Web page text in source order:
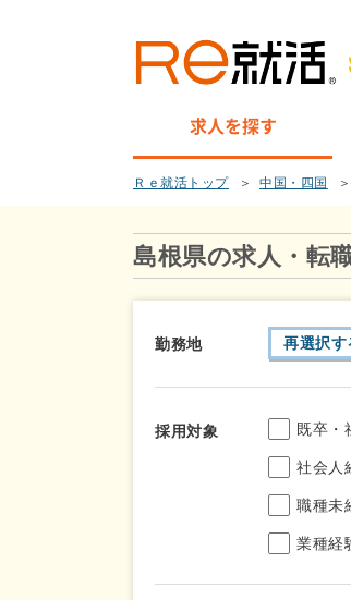
求人を探す
Ｒｅ就活トップ 中国・四国
島根県の求人・転
勤務地 再選択す
採用対象 既卒・
社会人
職種未
業種経